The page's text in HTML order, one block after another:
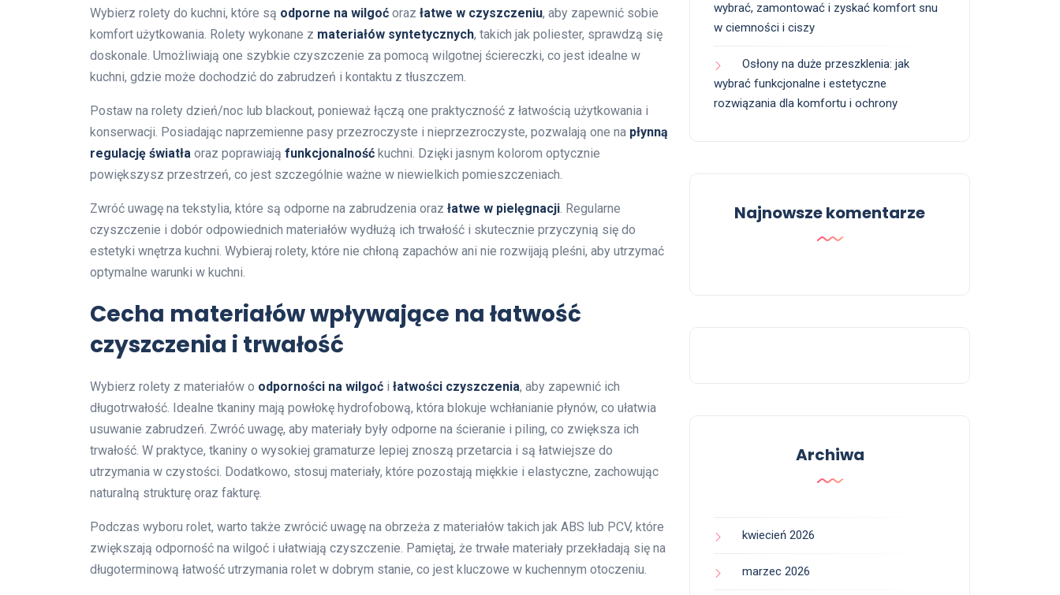
Wybierz rolety do kuchni, które są odporne na wilgoć oraz łatwe w czyszczeniu, aby zapewnić sobie
komfort użytkowania. Rolety wykonane z materiałów syntetycznych, takich jak poliester, sprawdzą się
doskonale. Umożliwiają one szybkie czyszczenie za pomocą wilgotnej ściereczki, co jest idealne w
kuchni, gdzie może dochodzić do zabrudzeń i kontaktu z tłuszczem.
Postaw na rolety dzień/noc lub blackout, ponieważ łączą one praktyczność z łatwością użytkowania i
konserwacji. Posiadając naprzemienne pasy przezroczyste i nieprzezroczyste, pozwalają one na płynną
regulację światła oraz poprawiają funkcjonalność kuchni. Dzięki jasnym kolorom optycznie
powiększysz przestrzeń, co jest szczególnie ważne w niewielkich pomieszczeniach.
Zwróć uwagę na tekstylia, które są odporne na zabrudzenia oraz łatwe w pielęgnacji. Regularne
czyszczenie i dobór odpowiednich materiałów wydłużą ich trwałość i skutecznie przyczynią się do
estetyki wnętrza kuchni. Wybieraj rolety, które nie chłoną zapachów ani nie rozwijają pleśni, aby utrzymać
optymalne warunki w kuchni.
Cecha materiałów wpływające na łatwość
czyszczenia i trwałość
Wybierz rolety z materiałów o odporności na wilgoć i łatwości czyszczenia, aby zapewnić ich
długotrwałość. Idealne tkaniny mają powłokę hydrofobową, która blokuje wchłanianie płynów, co ułatwia
usuwanie zabrudzeń. Zwróć uwagę, aby materiały były odporne na ścieranie i piling, co zwiększa ich
trwałość. W praktyce, tkaniny o wysokiej gramaturze lepiej znoszą przetarcia i są łatwiejsze do
utrzymania w czystości. Dodatkowo, stosuj materiały, które pozostają miękkie i elastyczne, zachowując
naturalną strukturę oraz fakturę.
Podczas wyboru rolet, warto także zwrócić uwagę na obrzeża z materiałów takich jak ABS lub PCV, które
zwiększają odporność na wilgoć i ułatwiają czyszczenie. Pamiętaj, że trwałe materiały przekładają się na
długoterminową łatwość utrzymania rolet w dobrym stanie, co jest kluczowe w kuchennym otoczeniu.
wybrać, zamontować i zyskać komfort snu
w ciemności i ciszy
Osłony na duże przeszklenia: jak
wybrać funkcjonalne i estetyczne
rozwiązania dla komfortu i ochrony
Najnowsze komentarze
Archiwa
kwiecień 2026
marzec 2026